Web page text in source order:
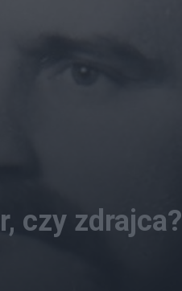
czy zdrajca?